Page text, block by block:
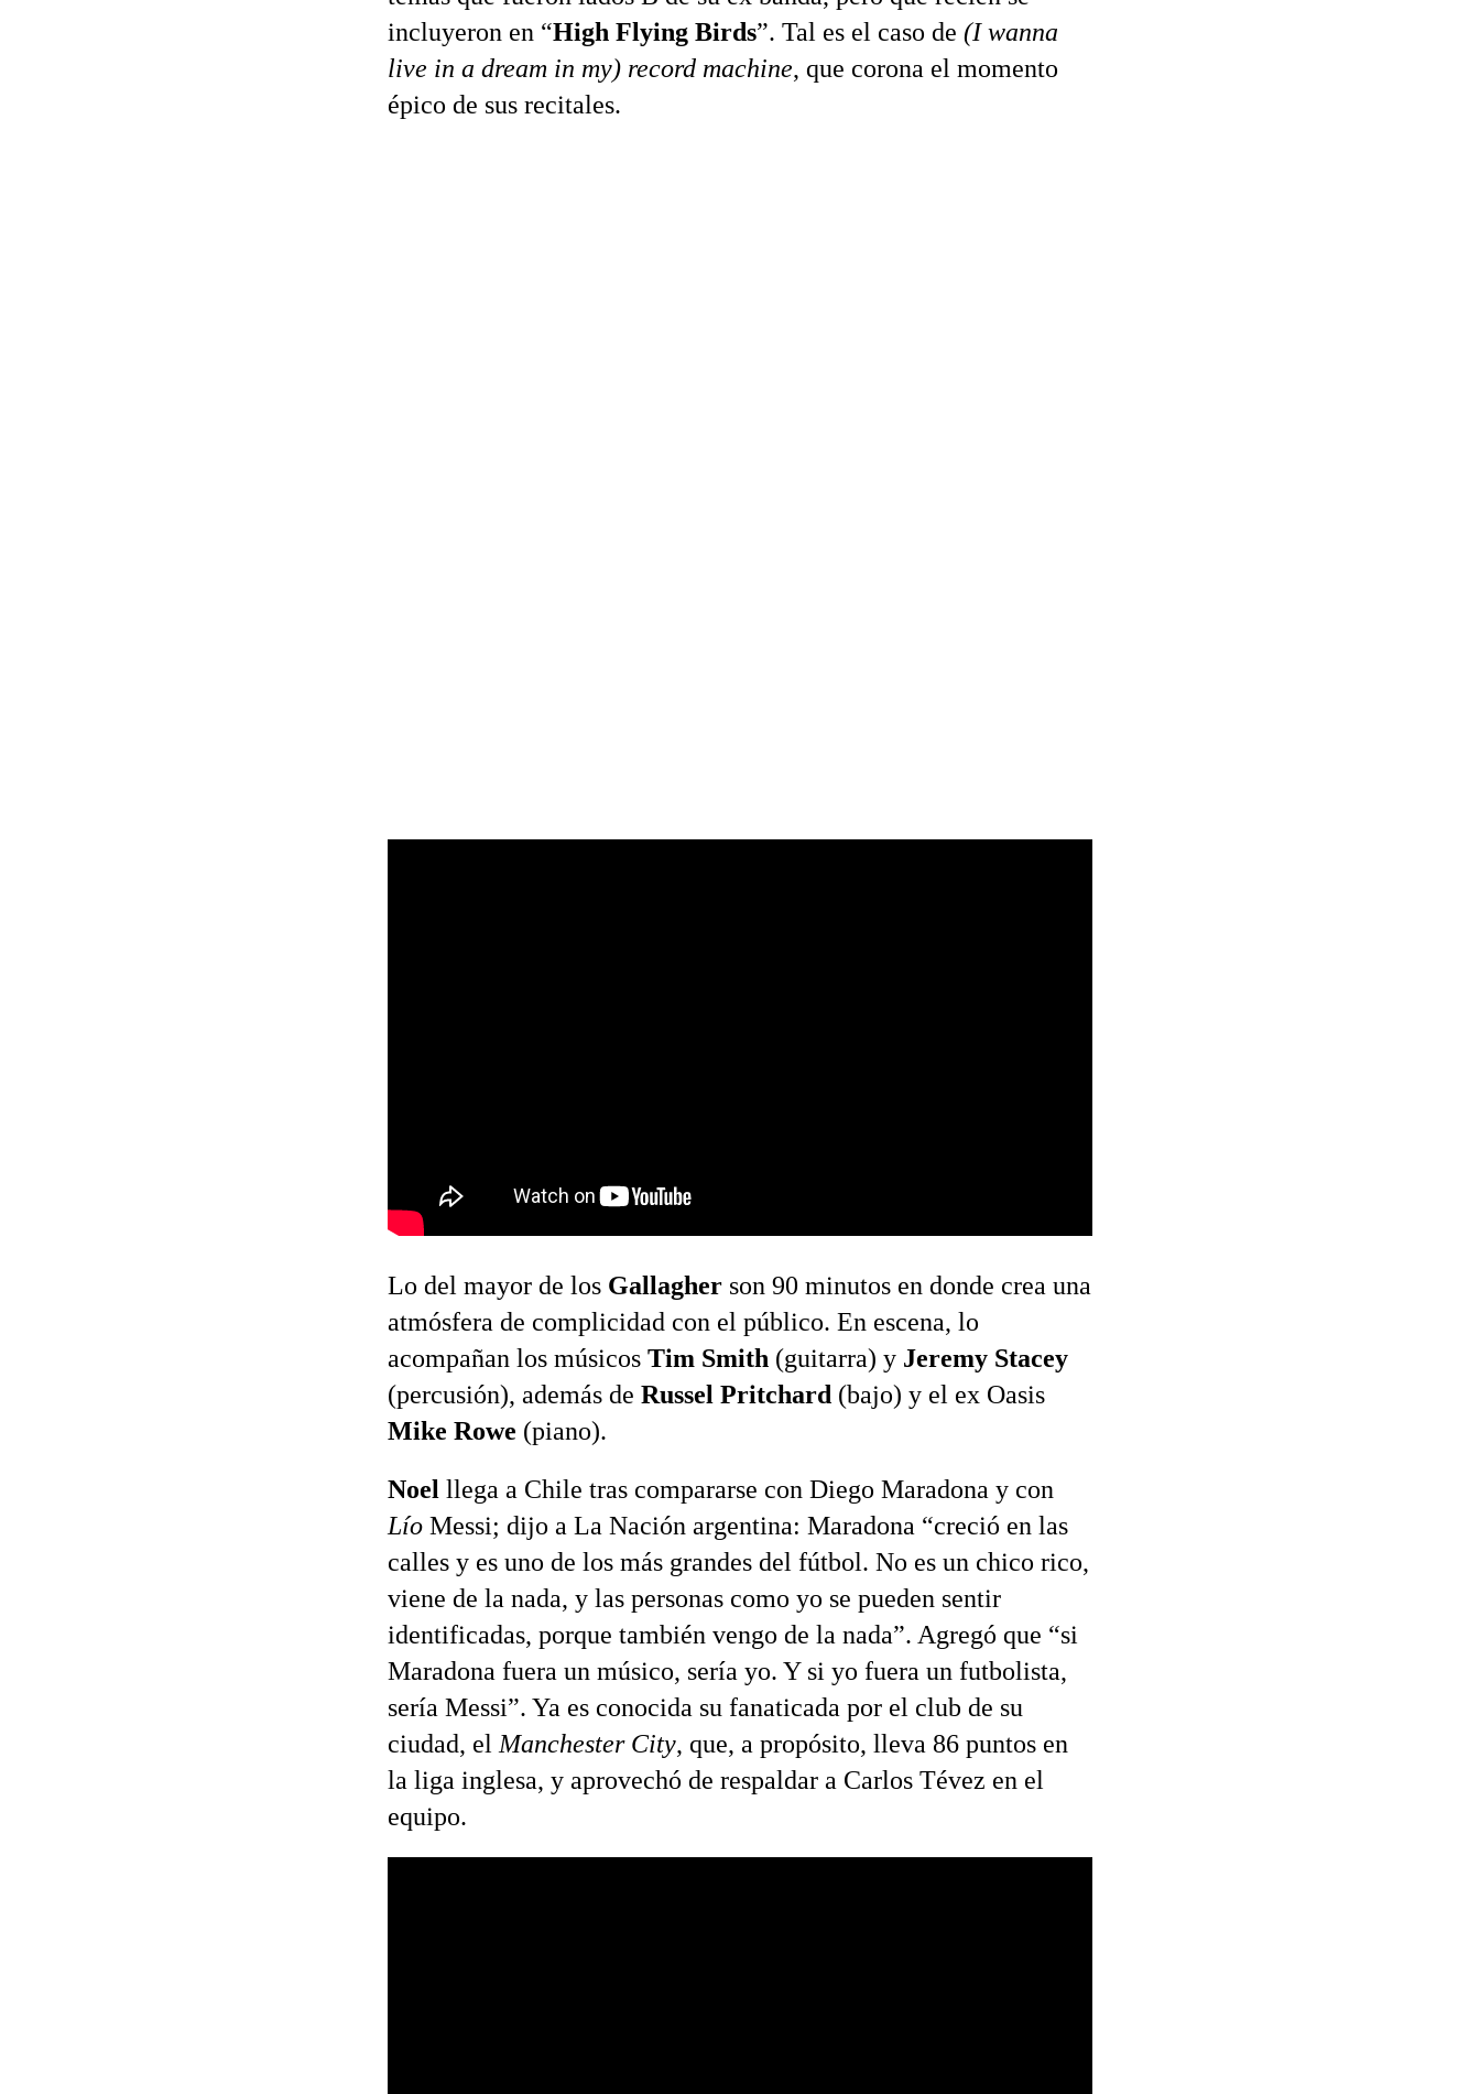
incluyeron en “High Flying Birds”. Tal es el caso de (I wanna
live in a dream in my) record machine, que corona el momento
épico de sus recitales.
Lo del mayor de los Gallagher son 90 minutos en donde crea una
atmósfera de complicidad con el público. En escena, lo
acompañan los músicos Tim Smith (guitarra) y Jeremy Stacey
(percusión), además de Russel Pritchard (bajo) y el ex Oasis
Mike Rowe (piano).
Noel llega a Chile tras compararse con Diego Maradona y con
Lío Messi; dijo a La Nación argentina: Maradona “creció en las
calles y es uno de los más grandes del fútbol. No es un chico rico,
viene de la nada, y las personas como yo se pueden sentir
identificadas, porque también vengo de la nada”. Agregó que “si
Maradona fuera un músico, sería yo. Y si yo fuera un futbolista,
sería Messi”. Ya es conocida su fanaticada por el club de su
ciudad, el Manchester City, que, a propósito, lleva 86 puntos en
la liga inglesa, y aprovechó de respaldar a Carlos Tévez en el
equipo.